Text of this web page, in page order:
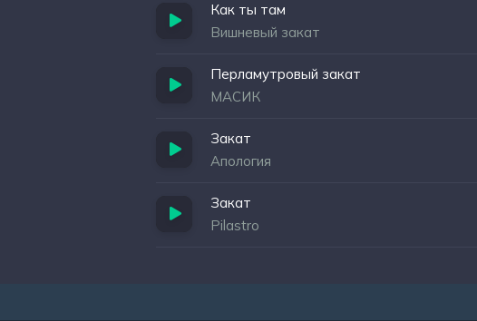
Как ты там
Вишневый закат
Перламутровый закат
МАСИК
Закат
Апология
Закат
Pilastro